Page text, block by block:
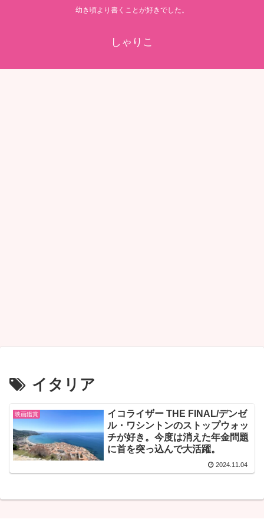
幼き頃より書くことが好きでした。
しゃりこ
イタリア
映画鑑賞
イコライザー THE FINAL/デンゼ
ル・ワシントンのストップウォッ
チが好き。今度は消えた年金問題
に首を突っ込んで大活躍。
2024.11.04